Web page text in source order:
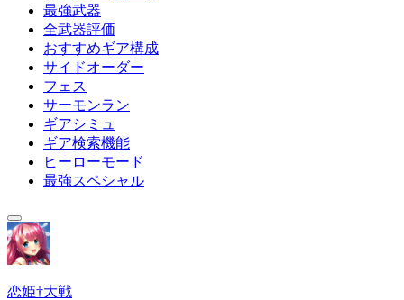
最強武器
全武器評価
おすすめギア構成
サイドオーダー
フェス
サーモンラン
ギアシミュ
ギア検索機能
ヒーローモード
最強スペシャル
恋姫†大戦